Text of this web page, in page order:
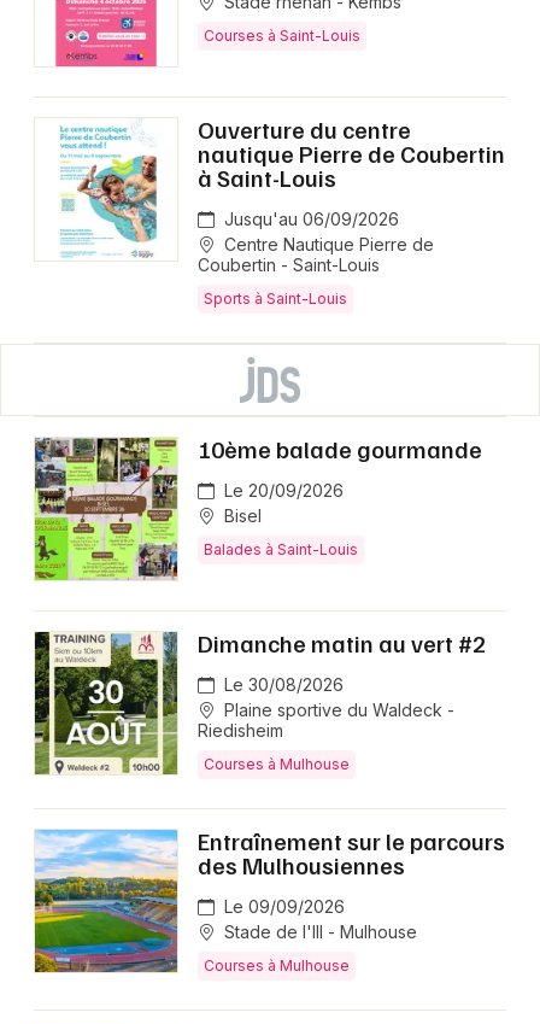
Courses à Saint-Louis
Ouverture du centre
nautique Pierre de Coubertin
à Saint-Louis
Jusqu'au 06/09/2026
Centre Nautique Pierre de
Coubertin - Saint-Louis
Sports à Saint-Louis
10ème balade gourmande
Le 20/09/2026
Bisel
Balades à Saint-Louis
Dimanche matin au vert #2
Le 30/08/2026
Plaine sportive du Waldeck -
Riedisheim
Courses à Mulhouse
Entraînement sur le parcours
des Mulhousiennes
Le 09/09/2026
Stade de l'Ill - Mulhouse
Courses à Mulhouse